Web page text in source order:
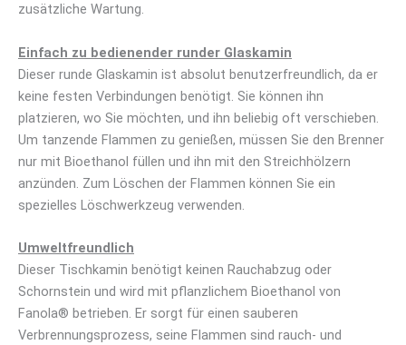
zusätzliche Wartung.
Einfach zu bedienender runder Glaskamin
Dieser runde Glaskamin ist absolut benutzerfreundlich, da er
keine festen Verbindungen benötigt. Sie können ihn
platzieren, wo Sie möchten, und ihn beliebig oft verschieben.
Um tanzende Flammen zu genießen, müssen Sie den Brenner
nur mit Bioethanol füllen und ihn mit den Streichhölzern
anzünden. Zum Löschen der Flammen können Sie ein
spezielles Löschwerkzeug verwenden.
Umweltfreundlich
Dieser Tischkamin benötigt keinen Rauchabzug oder
Schornstein und wird mit pflanzlichem Bioethanol von
Fanola® betrieben. Er sorgt für einen sauberen
Verbrennungsprozess, seine Flammen sind rauch- und